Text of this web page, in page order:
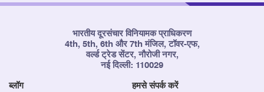
भारतीय दूरसंचार विनियामक प्राधिकरण
4th, 5th, 6th और 7th मंजिल, टॉवर-एफ,
वर्ल्ड ट्रेड सेंटर, नौरोजी नगर,
नई दिल्ली: 110029
ब्लॉग हमसे संपर्क करें